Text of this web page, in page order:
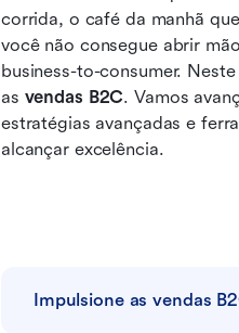
corrida, o café da manhã
você não consegue abrir
business-to-consumer.
as vendas B2C. Vamos
estratégias avançadas e
alcançar excelência.
Impulsione as vendas